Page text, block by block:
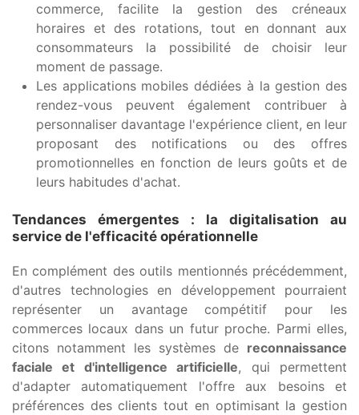
commerce, facilite la gestion des créneaux
horaires et des rotations, tout en donnant aux
consommateurs la possibilité de choisir leur
moment de passage.
Les applications mobiles dédiées à la gestion des
rendez-vous peuvent également contribuer à
personnaliser davantage l'expérience client, en leur
proposant des notifications ou des offres
promotionnelles en fonction de leurs goûts et de
leurs habitudes d'achat.
Tendances émergentes : la digitalisation au
service de l'efficacité opérationnelle
En complément des outils mentionnés précédemment,
d'autres technologies en développement pourraient
représenter un avantage compétitif pour les
commerces locaux dans un futur proche. Parmi elles,
citons notamment les systèmes de reconnaissance
faciale et d'intelligence artificielle, qui permettent
d'adapter automatiquement l'offre aux besoins et
préférences des clients tout en optimisant la gestion